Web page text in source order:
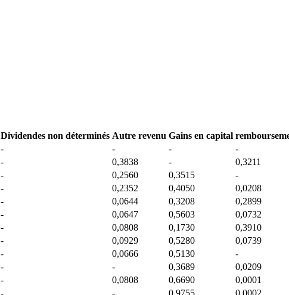
Dividendes non déterminés Autre revenu Gains en capital
- - - -
- 0,3838 - 0,3211
- 0,2560 0,3515 -
- 0,2352 0,4050 0,0208
- 0,0644 0,3208 0,2899
- 0,0647 0,5603 0,0732
- 0,0808 0,1730 0,3910
- 0,0929 0,5280 0,0739
- 0,0666 0,5130 -
- - 0,3689 0,0209
- 0,0808 0,6690 0,0001
- - 0,9755 0,0002